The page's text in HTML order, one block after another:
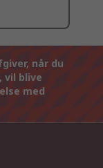
når du
vil blive
med